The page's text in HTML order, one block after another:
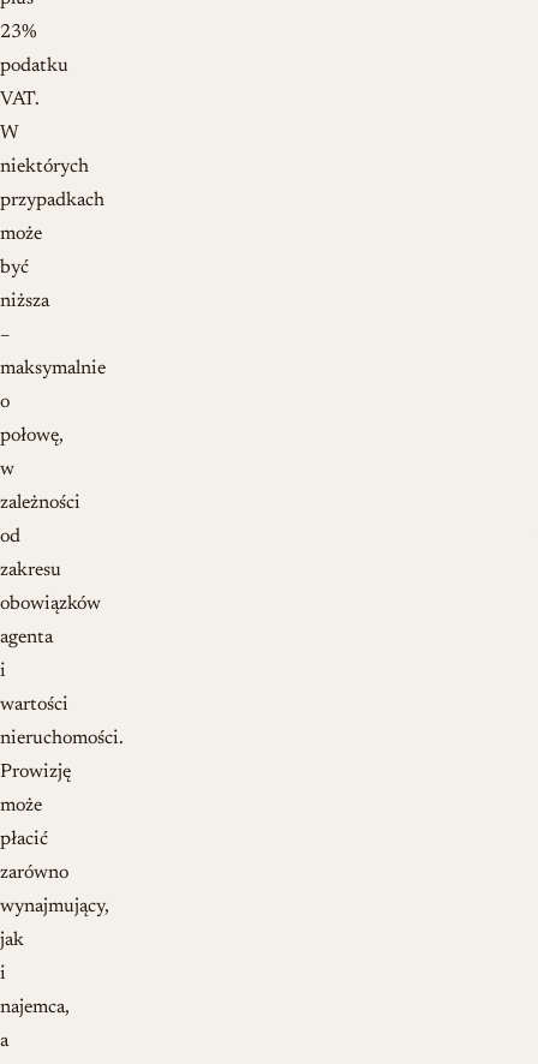
23%
podatku
VAT.
W
niektórych
przypadkach
może
być
niższa
–
maksymalnie
o
połowę,
w
zależności
od
zakresu
obowiązków
agenta
i
wartości
nieruchomości.
Prowizję
może
płacić
zarówno
wynajmujący,
jak
i
najemca,
a